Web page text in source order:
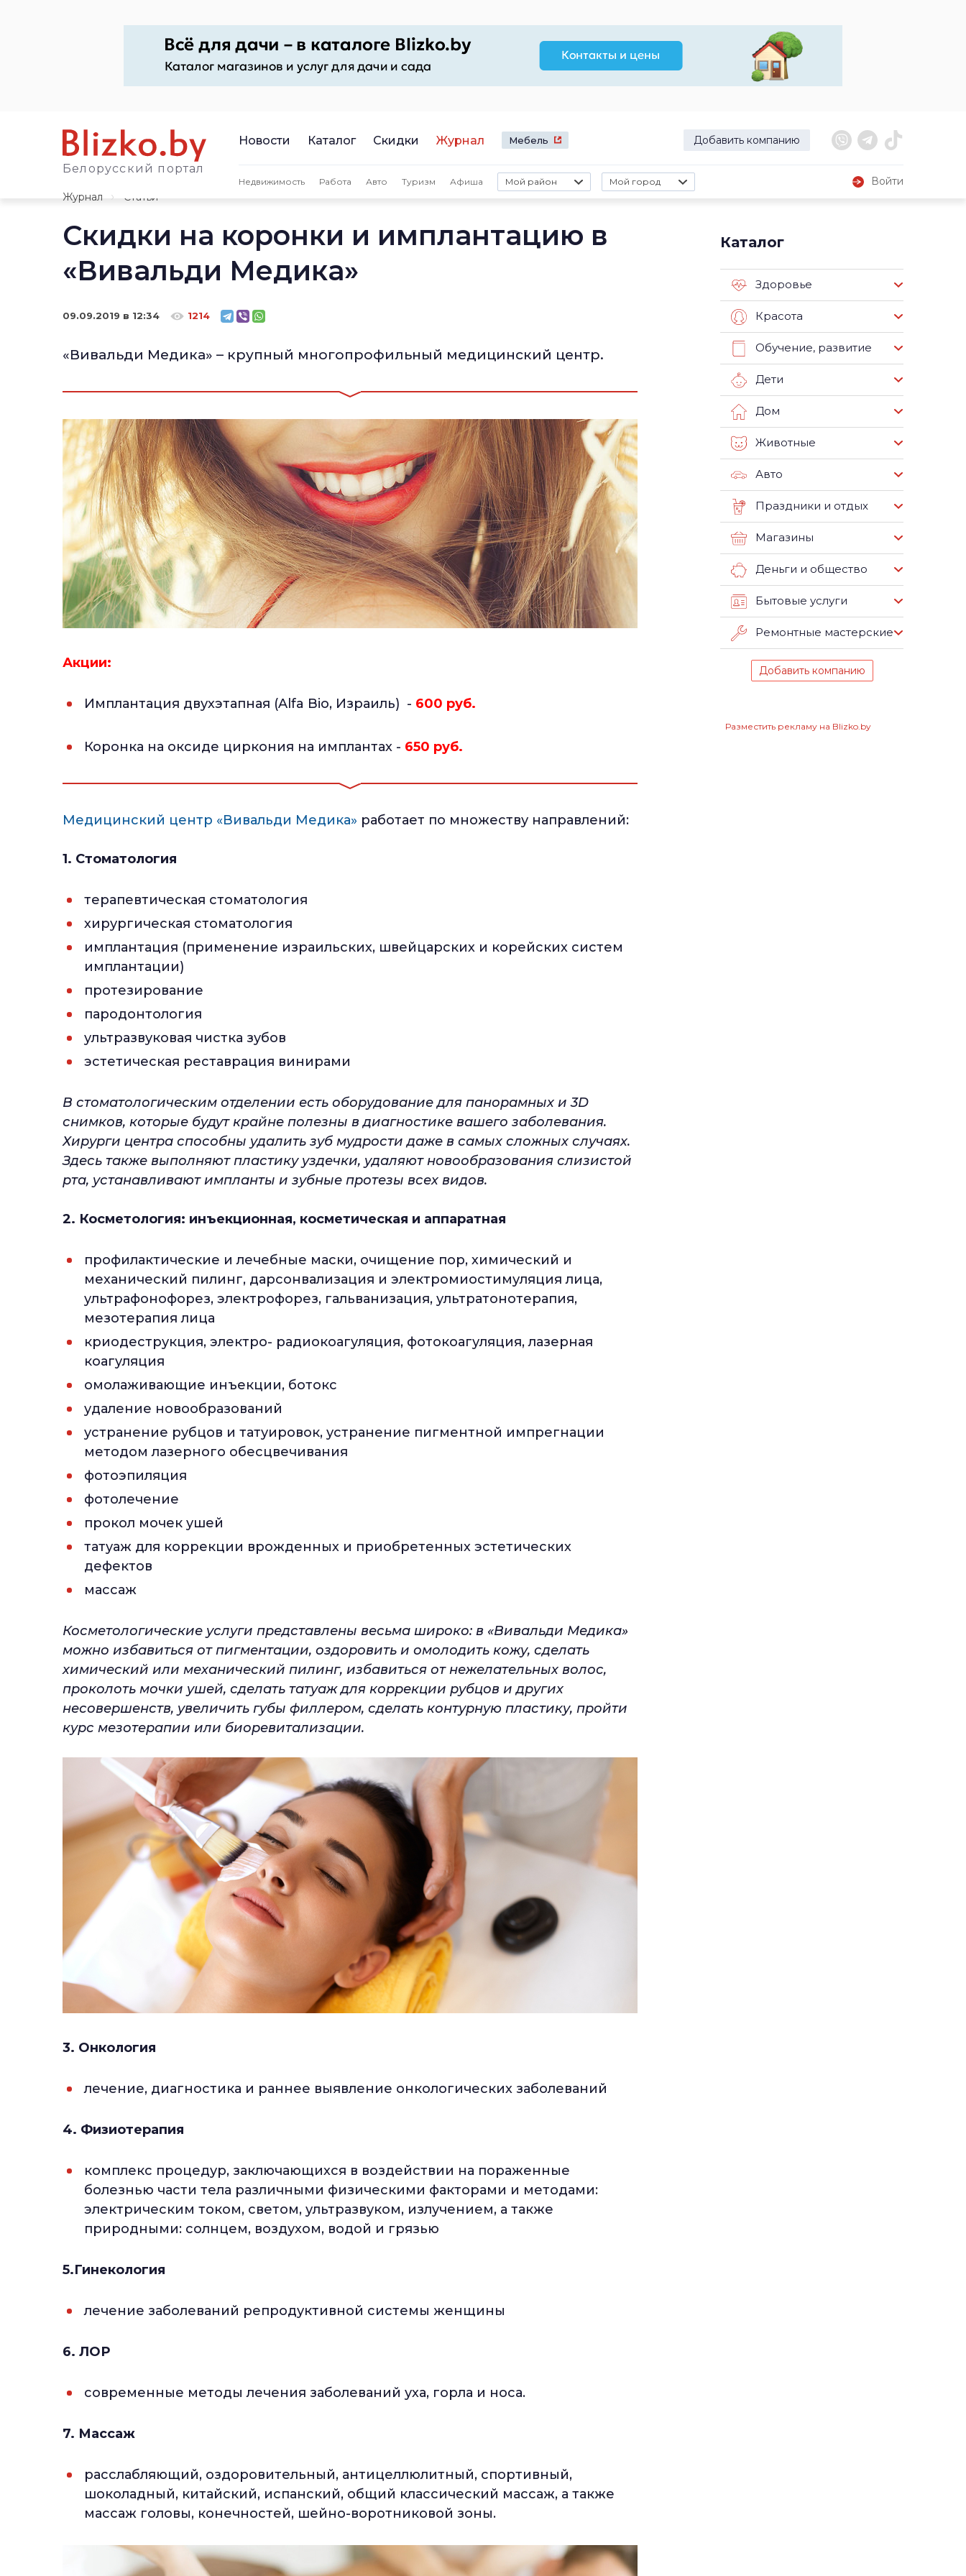
Белорусский портал
Новости Каталог Скидки Журнал Мебель Добавить компанию
Недвижимость Работа Авто Туризм Афиша Мой район Мой город
Войти
Журнал
Статьи
Скидки на коронки и имплантацию в
«Вивальди Медика»
09.09.2019 в 12:34 1214
«Вивальди Медика» – крупный многопрофильный медицинский центр.
Акции:
Имплантация двухэтапная (Alfa Bio, Израиль) - 600 руб.
Коронка на оксиде циркония на имплантах - 650 руб.
Медицинский центр «Вивальди Медика» работает по множеству направлений:
1. Стоматология
терапевтическая стоматология
хирургическая стоматология
имплантация (применение израильских, швейцарских и корейских систем
имплантации)
протезирование
пародонтология
ультразвуковая чистка зубов
эстетическая реставрация винирами
В стоматологическим отделении есть оборудование для панорамных и 3D
снимков, которые будут крайне полезны в диагностике вашего заболевания.
Хирурги центра способны удалить зуб мудрости даже в самых сложных случаях.
Здесь также выполняют пластику уздечки, удаляют новообразования слизистой
рта, устанавливают импланты и зубные протезы всех видов.
2. Косметология: инъекционная, косметическая и аппаратная
профилактические и лечебные маски, очищение пор, химический и
механический пилинг, дарсонвализация и электромиостимуляция лица,
ультрафонофорез, электрофорез, гальванизация, ультратонотерапия,
мезотерапия лица
криодеструкция, электро- радиокоагуляция, фотокоагуляция, лазерная
коагуляция
омолаживающие инъекции, ботокс
удаление новообразований
устранение рубцов и татуировок, устранение пигментной импрегнации
методом лазерного обесцвечивания
фотоэпиляция
фотолечение
прокол мочек ушей
татуаж для коррекции врожденных и приобретенных эстетических
дефектов
массаж
Косметологические услуги представлены весьма широко: в «Вивальди Медика»
можно избавиться от пигментации, оздоровить и омолодить кожу, сделать
химический или механический пилинг, избавиться от нежелательных волос,
проколоть мочки ушей, сделать татуаж для коррекции рубцов и других
несовершенств, увеличить губы филлером, сделать контурную пластику, пройти
курс мезотерапии или биоревитализации.
3. Онкология
лечение, диагностика и раннее выявление онкологических заболеваний
4. Физиотерапия
комплекс процедур, заключающихся в воздействии на пораженные
болезнью части тела различными физическими факторами и методами:
электрическим током, светом, ультразвуком, излучением, а также
природными: солнцем, воздухом, водой и грязью
5.Гинекология
лечение заболеваний репродуктивной системы женщины
6. ЛОР
современные методы лечения заболеваний уха, горла и носа.
7. Массаж
расслабляющий, оздоровительный, антицеллюлитный, спортивный,
шоколадный, китайский, испанский, общий классический массаж, а также
массаж головы, конечностей, шейно-воротниковой зоны.
Каталог
Здоровье
Красота
Обучение, развитие
Дети
Дом
Животные
Авто
Праздники и отдых
Магазины
Деньги и общество
Бытовые услуги
Ремонтные мастерские
Добавить компанию
Разместить рекламу на Blizko.by